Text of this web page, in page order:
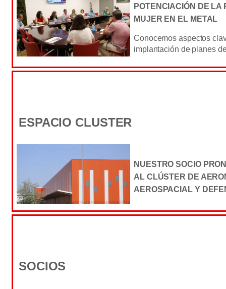
POTENCIACIÓN DE LA
MUJER EN EL METAL
Conocemos aspectos
implantación de planes
ESPACIO CLUSTER
NUESTRO SOCIO
AL CLÚSTER DE
AEROSPACIAL Y
SOCIOS